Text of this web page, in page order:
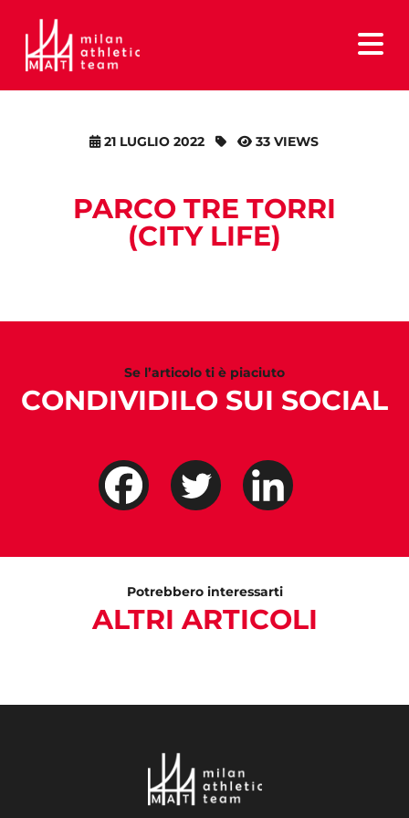
21 LUGLIO 2022 33 VIEWS
PARCO TRE TORRI
(CITY LIFE)
Se l’articolo ti è piaciuto
CONDIVIDILO SUI SOCIAL
Potrebbero interessarti
ALTRI ARTICOLI